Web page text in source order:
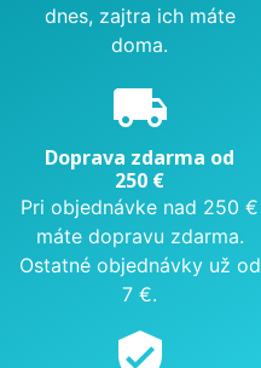
dnes, zajtra ich máte
doma.
local_shipping
Doprava zdarma od
250 €
Pri objednávke nad 250 €
máte dopravu zdarma.
Ostatné objednávky už od
7 €.